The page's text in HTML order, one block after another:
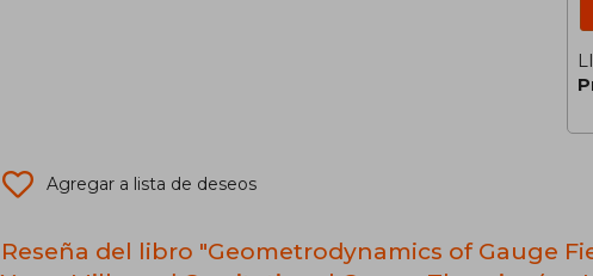
Agregar a lista de deseos
Reseña del libro "Geometrodynamics of Gauge